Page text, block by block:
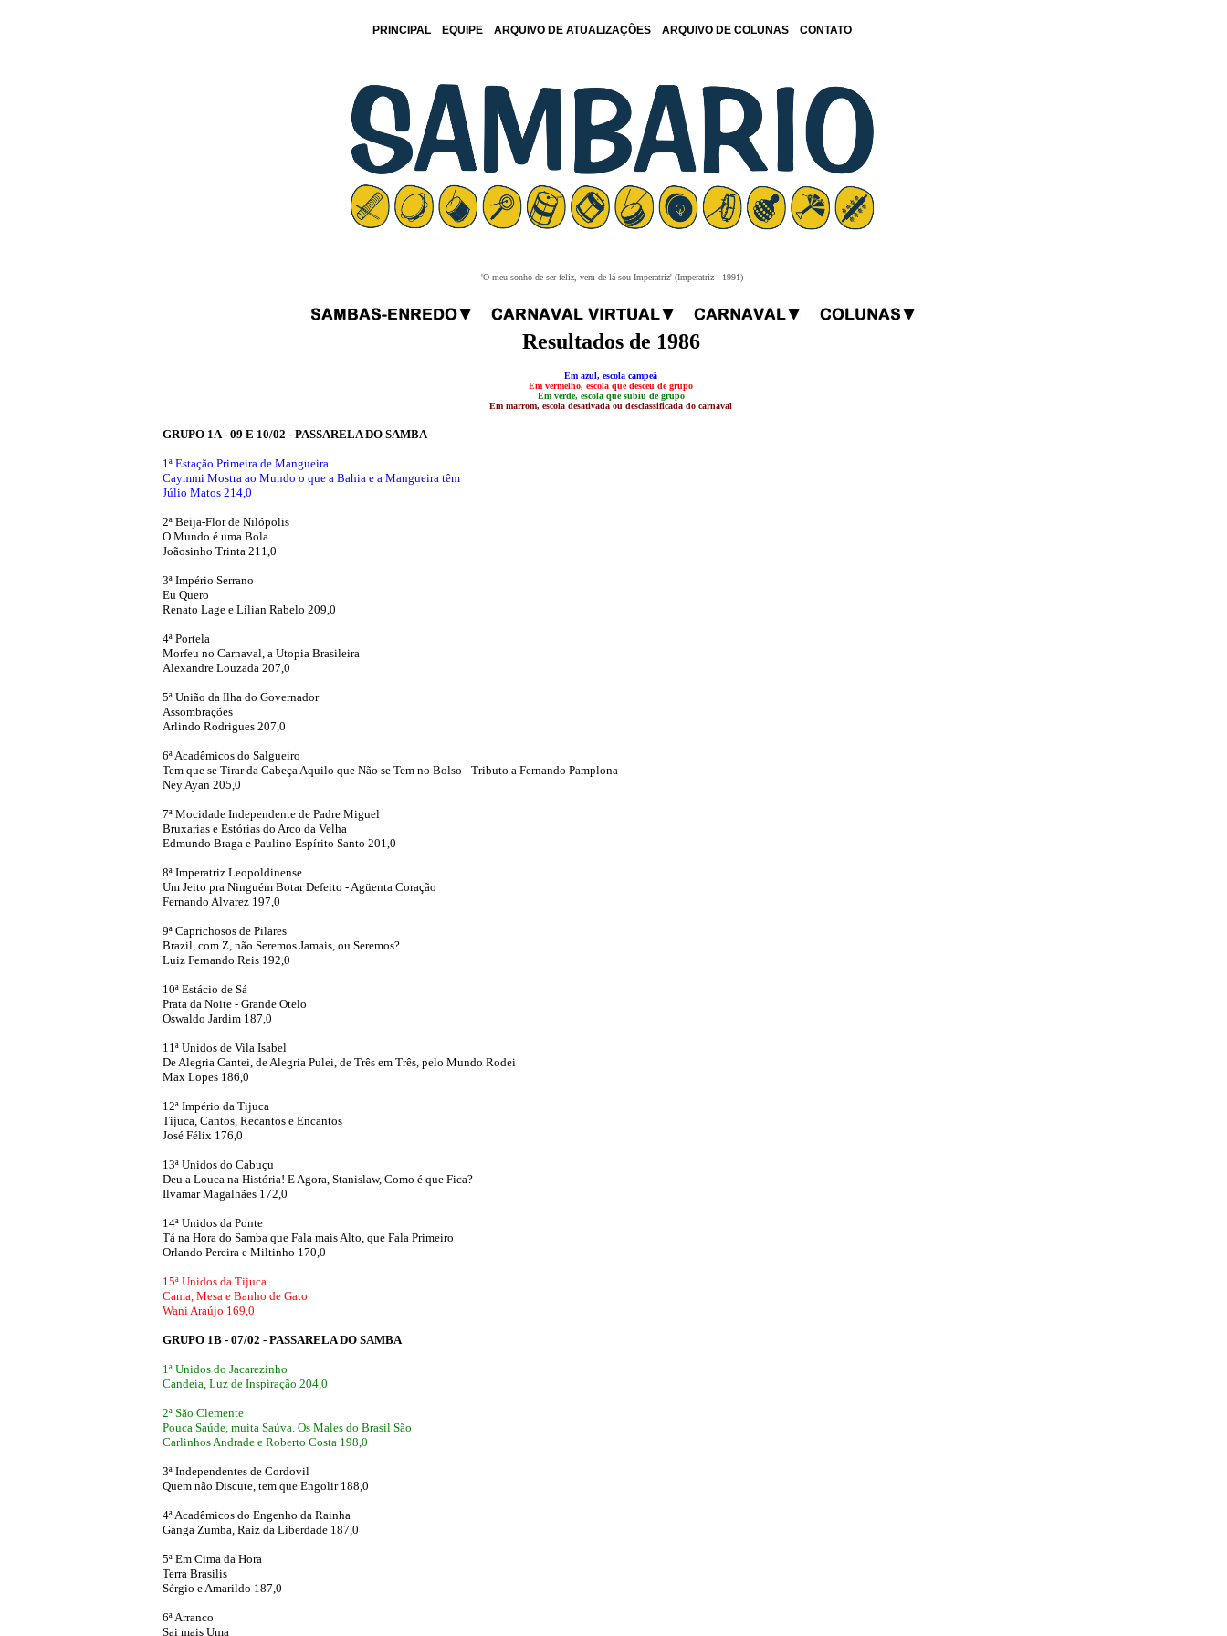
PRINCIPAL EQUIPE ARQUIVO DE ATUALIZAÇÕES ARQUIVO DE COLUNAS CONTATO
'O meu sonho de ser feliz, vem de lá sou Imperatriz' (Imperatriz - 1991)
Resultados de 1986
Em azul, escola campeã
Em vermelho, escola que desceu de grupo
Em verde, escola que subiu de grupo
Em marrom, escola desativada ou desclassificada do carnaval
GRUPO 1A - 09 E 10/02 - PASSARELA DO SAMBA
1ª Estação Primeira de Mangueira
Caymmi Mostra ao Mundo o que a Bahia e a Mangueira têm
Júlio Matos 214,0
2ª Beija-Flor de Nilópolis
O Mundo é uma Bola
Joãosinho Trinta 211,0
3ª Império Serrano
Eu Quero
Renato Lage e Lílian Rabelo 209,0
4ª Portela
Morfeu no Carnaval, a Utopia Brasileira
Alexandre Louzada 207,0
5ª União da Ilha do Governador
Assombrações
Arlindo Rodrigues 207,0
6ª Acadêmicos do Salgueiro
Tem que se Tirar da Cabeça Aquilo que Não se Tem no Bolso - Tributo a Fernando Pamplona
Ney Ayan 205,0
7ª Mocidade Independente de Padre Miguel
Bruxarias e Estórias do Arco da Velha
Edmundo Braga e Paulino Espírito Santo 201,0
8ª Imperatriz Leopoldinense
Um Jeito pra Ninguém Botar Defeito - Agüenta Coração
Fernando Alvarez 197,0
9ª Caprichosos de Pilares
Brazil, com Z, não Seremos Jamais, ou Seremos?
Luiz Fernando Reis 192,0
10ª Estácio de Sá
Prata da Noite - Grande Otelo
Oswaldo Jardim 187,0
11ª Unidos de Vila Isabel
De Alegria Cantei, de Alegria Pulei, de Três em Três, pelo Mundo Rodei
Max Lopes 186,0
12ª Império da Tijuca
Tijuca, Cantos, Recantos e Encantos
José Félix 176,0
13ª Unidos do Cabuçu
Deu a Louca na História! E Agora, Stanislaw, Como é que Fica?
Ilvamar Magalhães 172,0
14ª Unidos da Ponte
Tá na Hora do Samba que Fala mais Alto, que Fala Primeiro
Orlando Pereira e Miltinho 170,0
15ª Unidos da Tijuca
Cama, Mesa e Banho de Gato
Wani Araújo 169,0
GRUPO 1B - 07/02 - PASSARELA DO SAMBA
1ª Unidos do Jacarezinho
Candeia, Luz de Inspiração 204,0
2ª São Clemente
Pouca Saúde, muita Saúva. Os Males do Brasil São
Carlinhos Andrade e Roberto Costa 198,0
3ª Independentes de Cordovil
Quem não Discute, tem que Engolir 188,0
4ª Acadêmicos do Engenho da Rainha
Ganga Zumba, Raiz da Liberdade 187,0
5ª Em Cima da Hora
Terra Brasilis
Sérgio e Amarildo 187,0
6ª Arranco
Sai mais Uma